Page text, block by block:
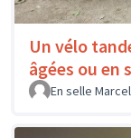
Un vélo
âgées ou en
En selle